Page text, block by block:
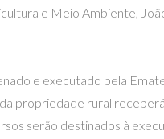
e Meio Ambiente,
e executado pela
propriedade rural
serão destinados à